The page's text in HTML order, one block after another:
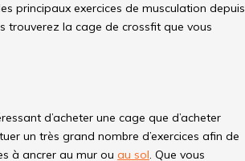
principaux exercices de musculation depuis
trouverez la cage de crossfit que vous
d’acheter une cage que d’acheter
un très grand nombre d’exercices afin de
à ancrer au mur ou au sol. Que vous